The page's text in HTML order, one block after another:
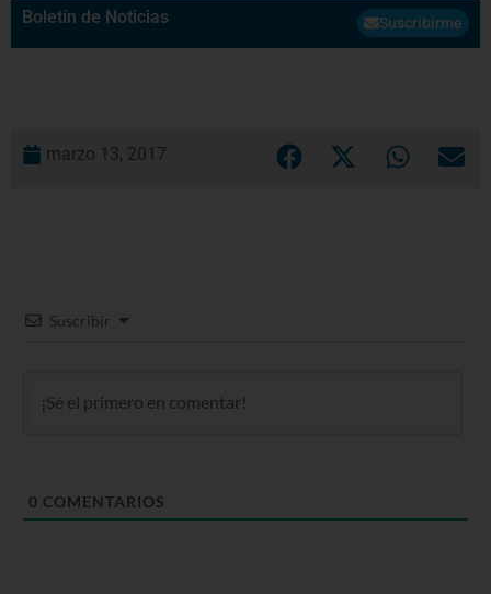
Boletín de Noticias Suscribirme
marzo 13, 2017
Suscribir
0 COMENTARIOS